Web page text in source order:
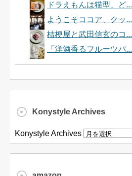
ドラえもんは猫型、ど...
ようこそココア、クッ...
桔梗屋と武田信玄のコ...
「洋酒香るフルーツパ...
Konystyle Archives
Konystyle Archives